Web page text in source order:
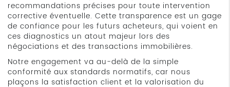
recommandations précises pour toute intervention
corrective éventuelle. Cette transparence est un gage
de confiance pour les futurs acheteurs, qui voient en
ces diagnostics un atout majeur lors des
négociations et des transactions immobilières.
Notre engagement va au-delà de la simple
conformité aux standards normatifs, car nous
plaçons la satisfaction client et la valorisation du